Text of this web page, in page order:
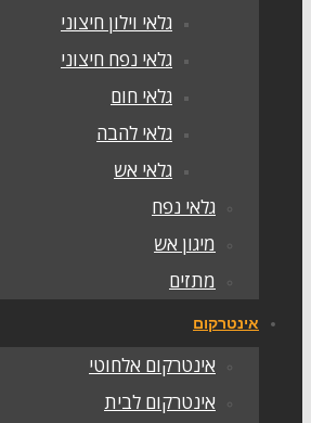
גלאי וילון חיצוני
גלאי נפח חיצוני
גלאי חום
גלאי להבה
גלאי אש
גלאי נפח
מיגון אש
מתזים
אינטרקום
אינטרקום אלחוטי
אינטרקום לבית